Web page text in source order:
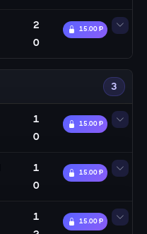
2
0
15.00 Ᵽ
3
1
0
15.00 Ᵽ
1
0
15.00 Ᵽ
1
15.00 Ᵽ